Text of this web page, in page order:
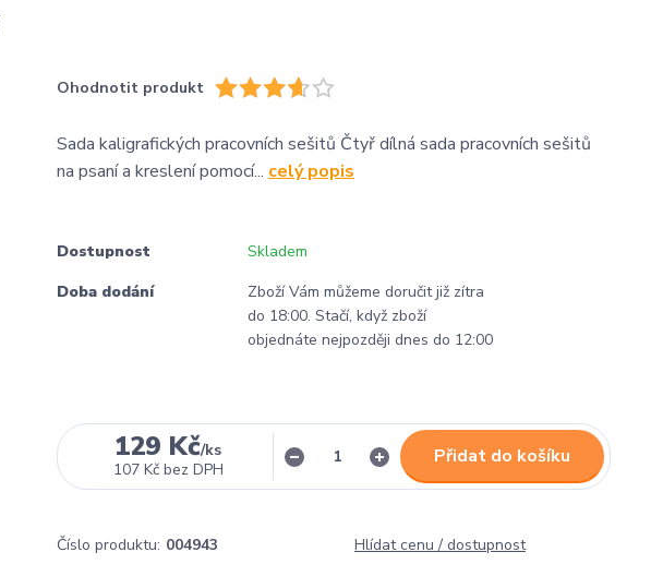
Ohodnotit produkt
Sada kaligrafických pracovních sešitů Čtyř dílná sada pracovních sešitů
na psaní a kreslení pomocí... celý popis
Dostupnost
Skladem
Doba dodání
Zboží Vám můžeme doručit již zítra
do 18:00. Stačí, když zboží
objednáte nejpozději dnes do 12:00
129 Kč/ks
107 Kč bez DPH
Přidat do košíku
Číslo produktu: 004943 Hlídat cenu / dostupnost